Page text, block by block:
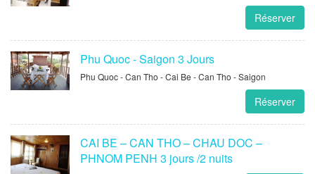
Réserver
Phu Quoc - Saigon 3 Jours
Phu Quoc - Can Tho - Cai Be - Can Tho - Saigon
Réserver
CAI BE – CAN THO – CHAU DOC –
PHNOM PENH 3 jours /2 nuits